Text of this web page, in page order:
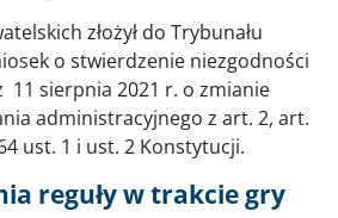
złożył do Trybunału
o stwierdzenie niezgodności
11 sierpnia 2021 r. o zmianie
administracyjnego z art. 2, art.
ust. 1 i ust. 2 Konstytucji.
reguły w trakcie gry